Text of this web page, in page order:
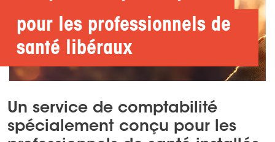
pour les professionnels de
santé libéraux
Un service de comptabilité
spécialement conçu pour les